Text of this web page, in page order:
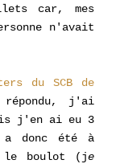
car, mes
n'avait
du SCB de
j'ai
j'en ai eu 3
a donc été à
le boulot (je